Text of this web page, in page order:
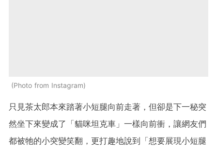
Photo from Instagram
只見茶太郎本來踏著小短腿向前走著，但卻是下一秘突
然坐下來變成了「貓咪坦克車」一樣向前衝，讓網友們
都被牠的小突變笑翻，更打趣地說到「想要展現小短腿